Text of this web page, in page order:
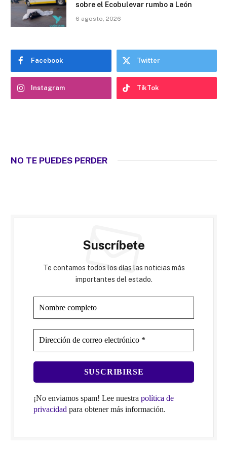
sobre el Ecobulevar rumbo a León
6 agosto, 2026
Facebook Twitter
Instagram TikTok
NO TE PUEDES PERDER
Suscríbete
Te contamos todos los días las noticias más
importantes del estado.
¡No enviamos spam! Lee nuestra política de
privacidad para obtener más información.